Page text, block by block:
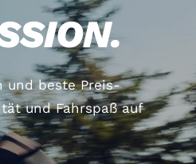
und beste Preis-
und Fahrspaß auf